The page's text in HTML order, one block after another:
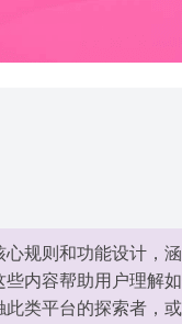
规则和功能设计，
内容帮助用户理解
类平台的探索者，